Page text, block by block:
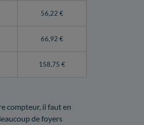
56,22 €
66,92 €
158,75 €
compteur, il faut en
de foyers